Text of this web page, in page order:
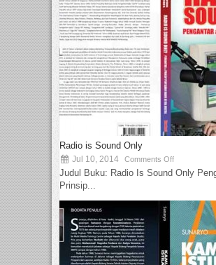
Radio is Sound Only
Jul 10, 2014 Comments Off
Judul Buku: Radio Is Sound Only
Prinsip...